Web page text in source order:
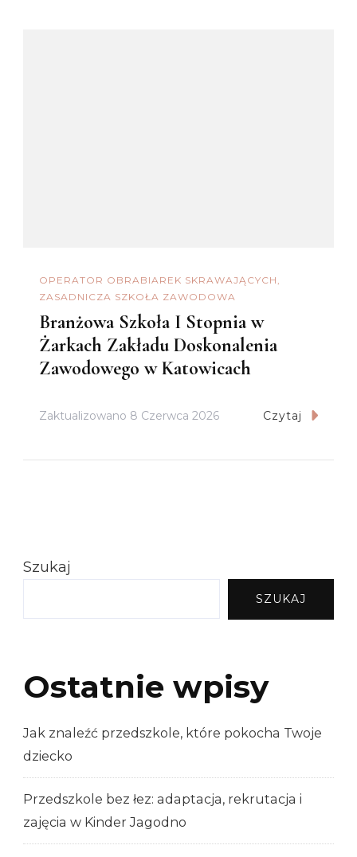
OPERATOR OBRABIAREK SKRAWAJĄCYCH
ZASADNICZA SZKOŁA ZAWODOWA
Branżowa Szkoła I Stopnia w
Żarkach Zakładu Doskonalenia
Zawodowego w Katowicach
Zaktualizowano 8 Czerwca 2026 Czytaj
Szukaj
SZUKAJ
Ostatnie wpisy
Jak znaleźć przedszkole, które pokocha Twoje
dziecko
Przedszkole bez łez: adaptacja, rekrutacja i
zajęcia w Kinder Jagodno